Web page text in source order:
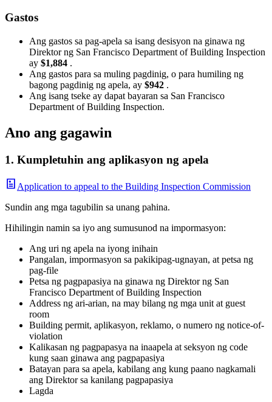
Gastos
Ang gastos sa pag-apela sa isang desisyon na ginawa ng
Direktor ng San Francisco Department of Building Inspection
ay $1,884 .
Ang gastos para sa muling pagdinig, o para humiling ng
bagong pagdinig ng apela, ay $942 .
Ang isang tseke ay dapat bayaran sa San Francisco
Department of Building Inspection.
Ano ang gagawin
1. Kumpletuhin ang aplikasyon ng apela
Application to appeal to the Building Inspection Commission
Sundin ang mga tagubilin sa unang pahina.
Hihilingin namin sa iyo ang sumusunod na impormasyon:
Ang uri ng apela na iyong inihain
Pangalan, impormasyon sa pakikipag-ugnayan, at petsa ng
pag-file
Petsa ng pagpapasiya na ginawa ng Direktor ng San
Francisco Department of Building Inspection
Address ng ari-arian, na may bilang ng mga unit at guest
room
Building permit, aplikasyon, reklamo, o numero ng notice-of-
violation
Kalikasan ng pagpapasya na inaapela at seksyon ng code
kung saan ginawa ang pagpapasiya
Batayan para sa apela, kabilang ang kung paano nagkamali
ang Direktor sa kanilang pagpapasiya
Lagda